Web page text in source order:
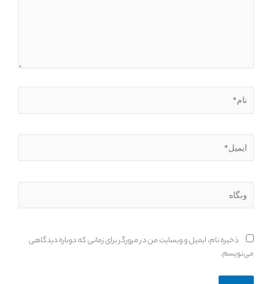
وبگاه
ذخیره نام، ایمیل و وبسایت من در مرورگر برای زمانی که دوباره دیدگاهی
می‌نویسم.